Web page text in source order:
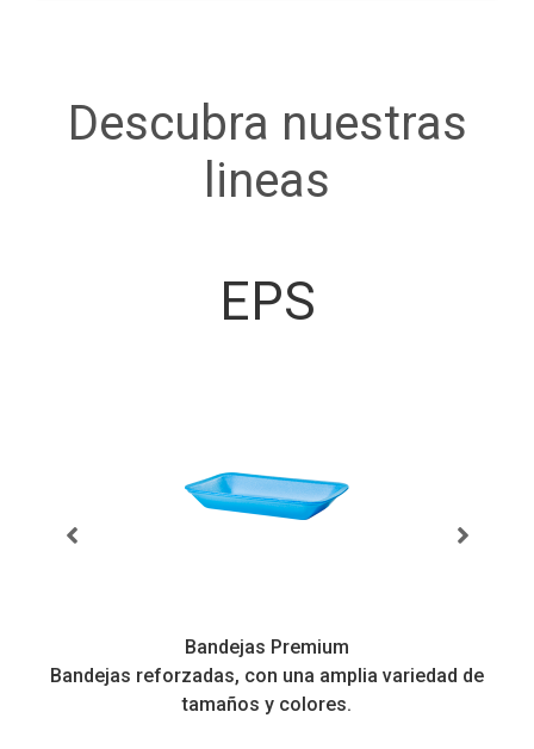
Descubra nuestras
lineas
EPS
Bandejas Premium
Bandejas reforzadas, con una amplia variedad de
tamaños y colores.